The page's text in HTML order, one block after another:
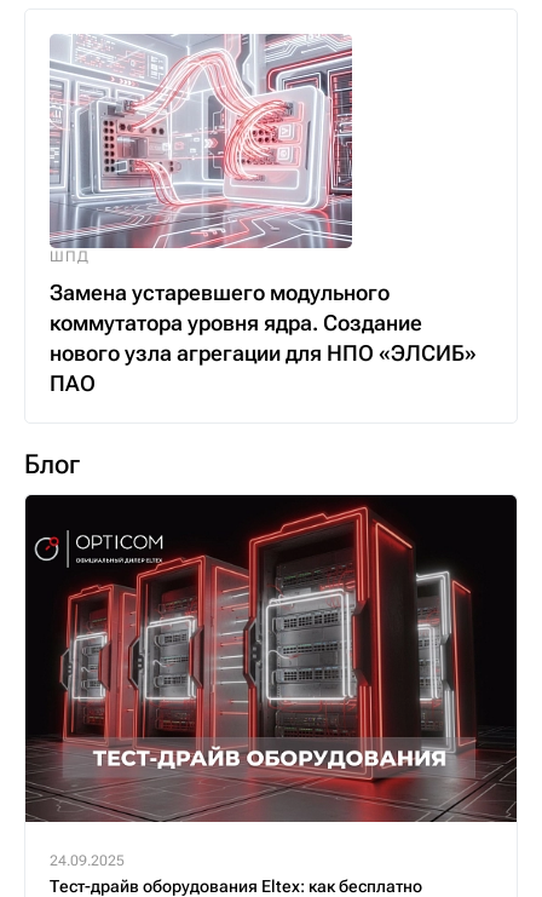
ШПД
Замена устаревшего модульного
коммутатора уровня ядра. Создание
нового узла агрегации для НПО «ЭЛСИБ»
ПАО
Блог
24.09.2025
Тест-драйв оборудования Eltex: как бесплатно